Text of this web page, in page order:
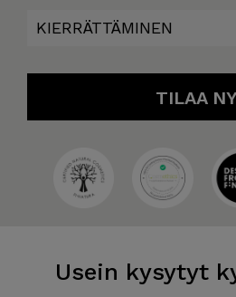
KIERRÄTTÄMINEN
TILAA
Usein kysytyt